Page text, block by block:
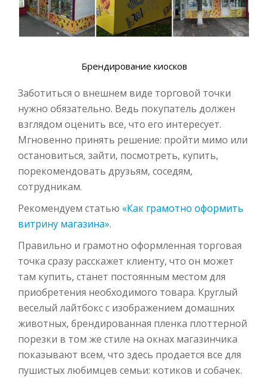
Брендирование киосков
Заботиться о внешнем виде торговой точки
нужно обязательно. Ведь покупатель должен
взглядом оценить все, что его интересует.
Мгновенно принять решение: пройти мимо или
остановиться, зайти, посмотреть, купить,
порекомендовать друзьям, соседям,
сотрудникам.
Рекомендуем статью «Как грамотно оформить
витрину магазина».
Правильно и грамотно оформленная торговая
точка сразу расскажет клиенту, что он может
там купить, станет постоянным местом для
приобретения необходимого товара. Круглый
веселый лайтбокс с изображением домашних
животных, брендированная пленка плоттерной
порезки в том же стиле на окнах магазинчика
показывают всем, что здесь продается все для
пушистых любимцев семьи: котиков и собачек.